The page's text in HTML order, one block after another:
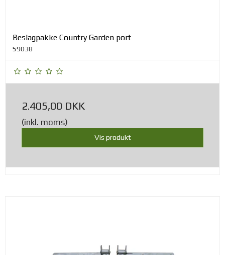
Beslagpakke Country Garden port
59038
2.405,00 DKK
(inkl. moms)
Vis produkt